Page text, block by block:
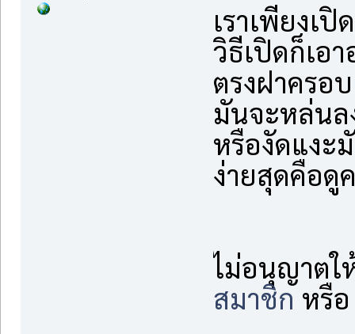
เราเพียงเ
วิธีเปิดก็เอ
ตรงฝาครอบ
มันจะหล่นล
หรืองัดแงะ
ง่ายสุดคือดู
ไม่อนุญาต
สมาชิกหรื